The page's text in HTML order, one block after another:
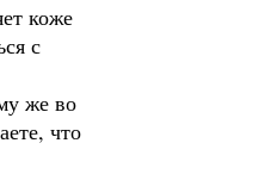
коже
с
же во
что